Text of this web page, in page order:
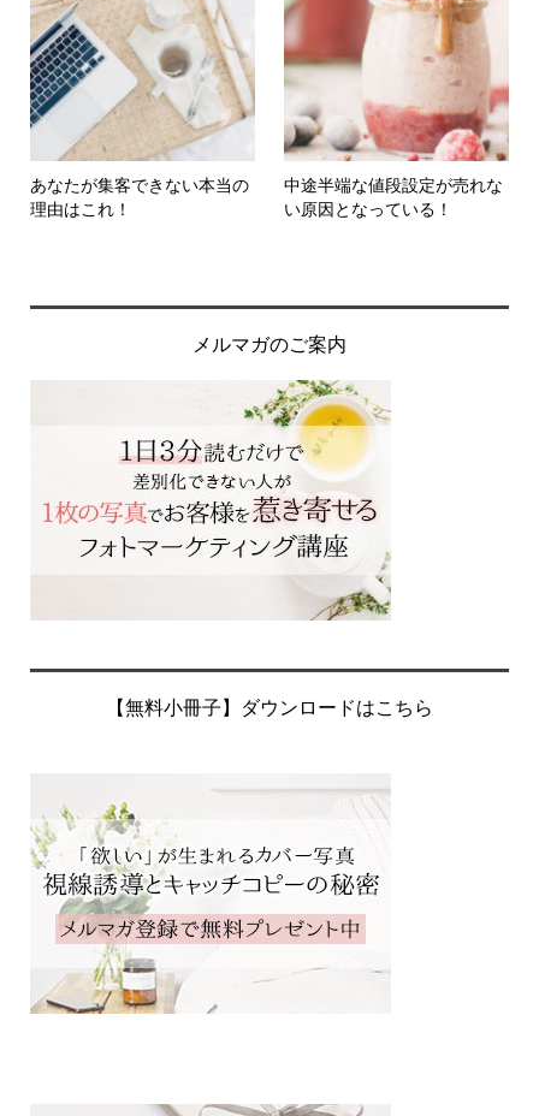
あなたが集客できない本当の
理由はこれ！
中途半端な値段設定が売れな
い原因となっている！
メルマガのご案内
【無料小冊子】ダウンロードはこちら